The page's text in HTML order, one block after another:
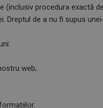
(inclusiv procedura exactă de
Dreptul de a nu fi supus unei
web;